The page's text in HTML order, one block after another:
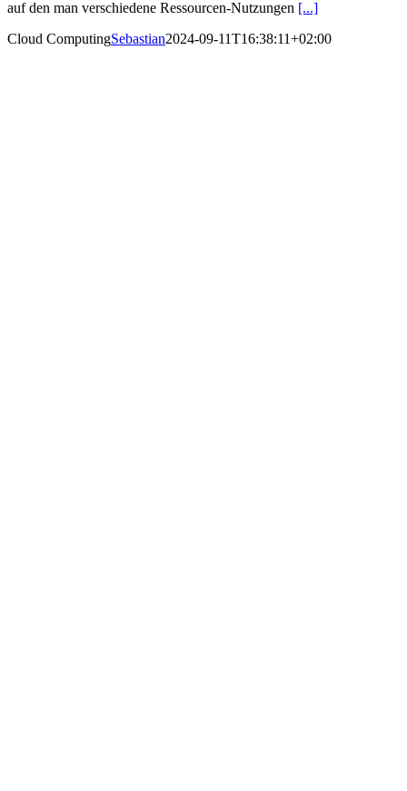
auf den man verschiedene Ressourcen-Nutzungen [...]
Cloud ComputingSebastian2024-09-11T16:38:11+02:00